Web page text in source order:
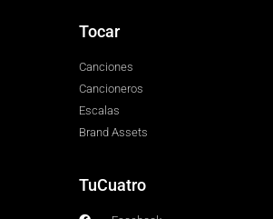
Tocar
Canciones
Cancioneros
Escalas
Brand Assets
TuCuatro